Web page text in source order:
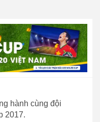
hành cùng đội
2017.